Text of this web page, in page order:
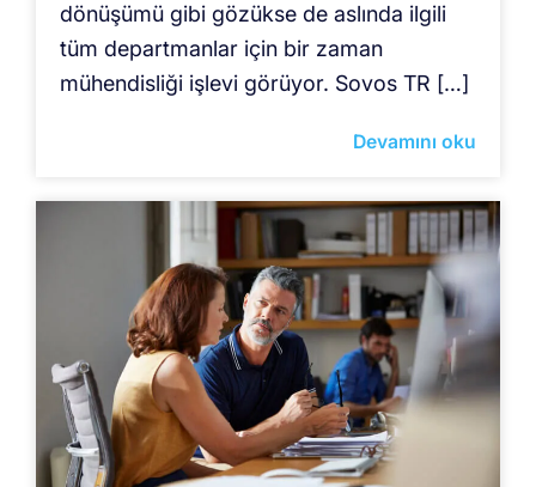
dönüşümü gibi gözükse de aslında ilgili
tüm departmanlar için bir zaman
mühendisliği işlevi görüyor. Sovos TR […]
Devamını oku